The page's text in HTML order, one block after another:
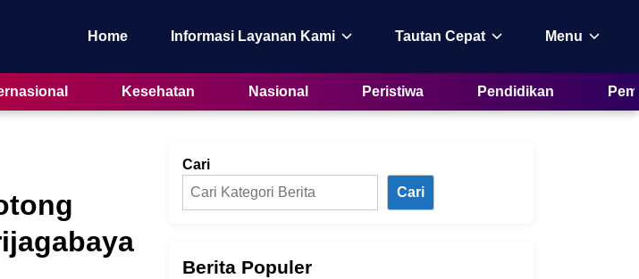
Home Informasi Layanan Kami Tautan Cepat Menu
Kesehatan Nasional Peristiwa Pendidikan
Cari
Cari
Berita Populer